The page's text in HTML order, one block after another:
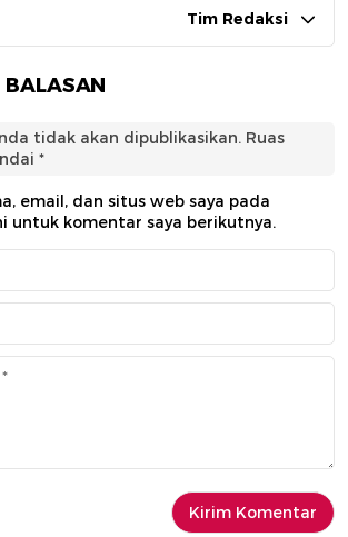
Tim Redaksi
BALASAN
tidak akan dipublikasikan. Ruas
*
email, dan situs web saya pada
untuk komentar saya berikutnya.